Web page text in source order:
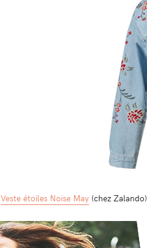
Veste étoiles Noise May(chez Zalando)